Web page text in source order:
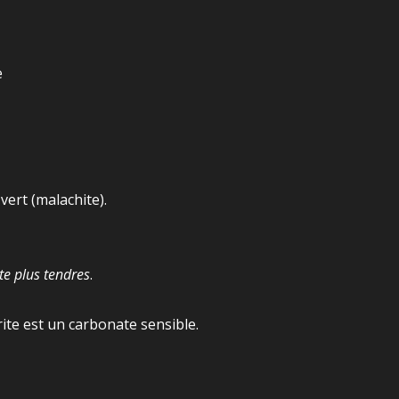
(malachite).
plus tendres.
est un carbonate sensible.